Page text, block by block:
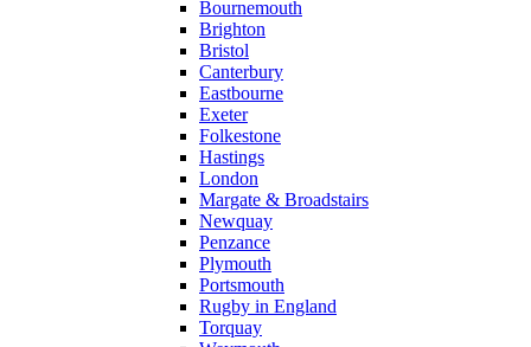
Bournemouth
Brighton
Bristol
Canterbury
Eastbourne
Exeter
Folkestone
Hastings
London
Margate & Broadstairs
Newquay
Penzance
Plymouth
Portsmouth
Rugby in England
Torquay